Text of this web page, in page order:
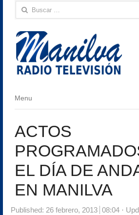
Buscar:
Menu
Menu
ACTOS
EL DÍA DE
EN MANILVA
Published: 26 febrero, 2013 08:04